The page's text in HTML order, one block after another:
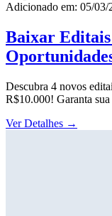
Adicionado em: 05/03/
Baixar Editais
Descubra 4 novos
R$10.000! Garanta
Ver Detalhes →